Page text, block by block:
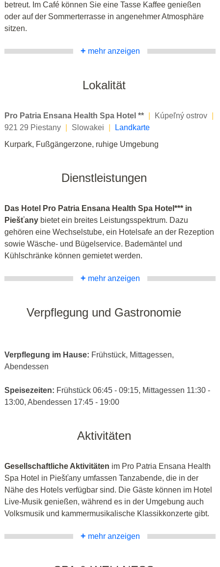
betreut. Im Café können Sie eine Tasse Kaffee genießen
oder auf der Sommerterrasse in angenehmer Atmosphäre
sitzen.
+ mehr anzeigen
Lokalität
Pro Patria Ensana Health Spa Hotel ** Kúpeľný ostrov
921 29 Piestany
Slowakei
Landkarte
Kurpark, Fußgängerzone, ruhige Umgebung
Dienstleistungen
Das Hotel Pro Patria Ensana Health Spa Hotel*** in
Piešťany bietet ein breites Leistungsspektrum. Dazu
gehören eine Wechselstube, ein Hotelsafe an der Rezeption
sowie Wäsche- und Bügelservice. Bademäntel und
Kühlschränke können gemietet werden.
+ mehr anzeigen
Verpflegung und Gastronomie
Verpflegung im Hause: Frühstück, Mittagessen,
Abendessen
Speisezeiten: Frühstück 06:45 - 09:15, Mittagessen 11:30 -
13:00, Abendessen 17:45 - 19:00
Aktivitäten
Gesellschaftliche Aktivitäten im Pro Patria Ensana Health
Spa Hotel in Piešťany umfassen Tanzabende, die in der
Nähe des Hotels verfügbar sind. Die Gäste können im Hotel
Live-Musik genießen, während es in der Umgebung auch
Volksmusik und kammermusikalische Klassikkonzerte gibt.
+ mehr anzeigen